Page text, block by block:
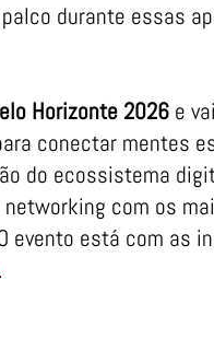
durante essas
Horizonte2026 e
conectar mentes
do ecossistema
com os
evento está com as
.